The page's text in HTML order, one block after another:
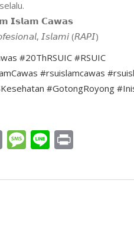
𝗜𝘀𝗹𝗮𝗺 𝗖𝗮𝘄𝗮𝘀
𝘐𝘴𝘭𝘢𝘮𝘪 (𝘙𝘈𝘗𝘐)
#20ThRSUIC #RSUIC
#rsuislamcawas
#GotongRoyong
EmailMessage
Line